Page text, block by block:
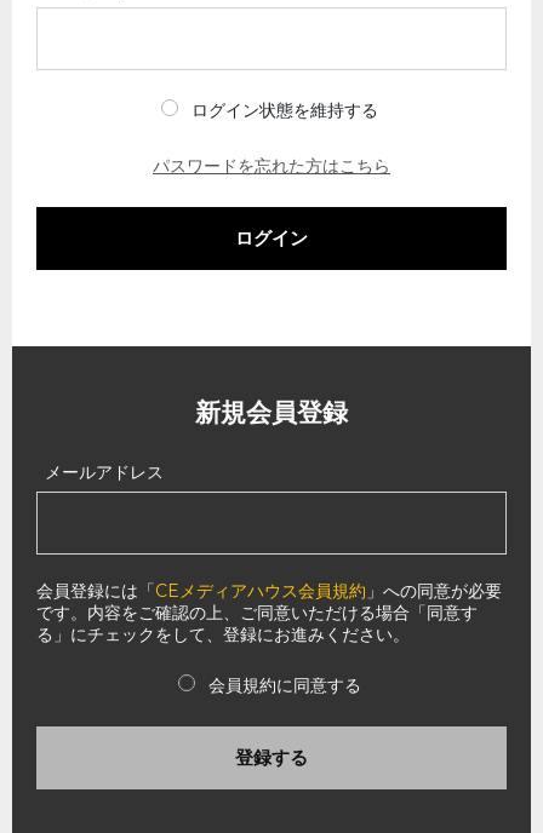
ログイン状態を維持する
パスワードを忘れた方はこちら
ログイン
新規会員登録
メールアドレス
会員登録には「CEメディアハウス会員規約 」への同意が必要
です。内容をご確認の上、ご同意いただける場合「同意す
る」にチェックをして、登録にお進みください。
会員規約に同意する
登録する